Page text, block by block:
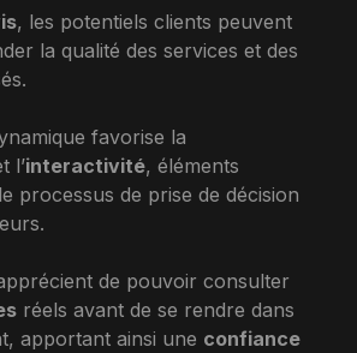
, les potentiels clients peuvent
la qualité des services et des
favorise la
l’interactivité, éléments
processus de prise de décision
de pouvoir consulter
réels avant de se rendre dans
apportant ainsi une confiance